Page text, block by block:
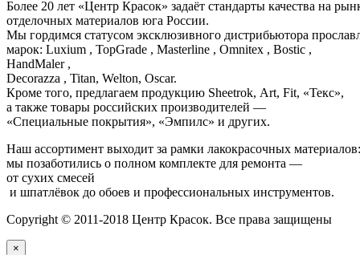
Более 20 лет «Центр Красок» задаёт стандарты качества на
отделочных материалов юга России.
Мы гордимся статусом эксклюзивного дистрибьютора
марок: Luxium , TopGrade , Masterline , Omnitex , Bostic ,
HandMaler ,
Decorazza , Titan, Welton, Oscar.
Кроме того, предлагаем продукцию Sheetrok, Art, Fit, «Текс»,
а также товары российских производителей —
«Специальные покрытия», «Эмпилс» и других.
Наш ассортимент выходит за рамки лакокрасочных
мы позаботились о полном комплекте для ремонта —
от сухих смесей
и шпатлёвок до обоев и профессиональных инструментов.
Copyright © 2011-2018 Центр Красок. Все права защищены
×